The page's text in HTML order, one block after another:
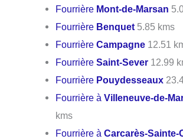
Fourrière Mont-de-Marsan
Fourrière Benquet 5.85 kms
FourrièreCampagne 12.51
FourrièreSaint-Sever 12.99
Fourrière Pouydesseaux
Fourrière àVilleneuve-de-
kms
Fourrière àCarcarès-Sainte-